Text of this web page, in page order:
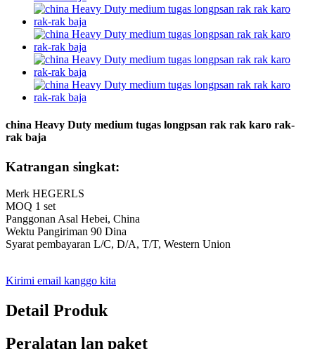
china Heavy Duty medium tugas longpsan rak rak karo rak-
rak baja
Katrangan singkat:
Merk HEGERLS
MOQ 1 set
Panggonan Asal Hebei, China
Wektu Pangiriman 90 Dina
Syarat pembayaran L/C, D/A, T/T, Western Union
Kirimi email kanggo kita
Detail Produk
Peralatan lan paket